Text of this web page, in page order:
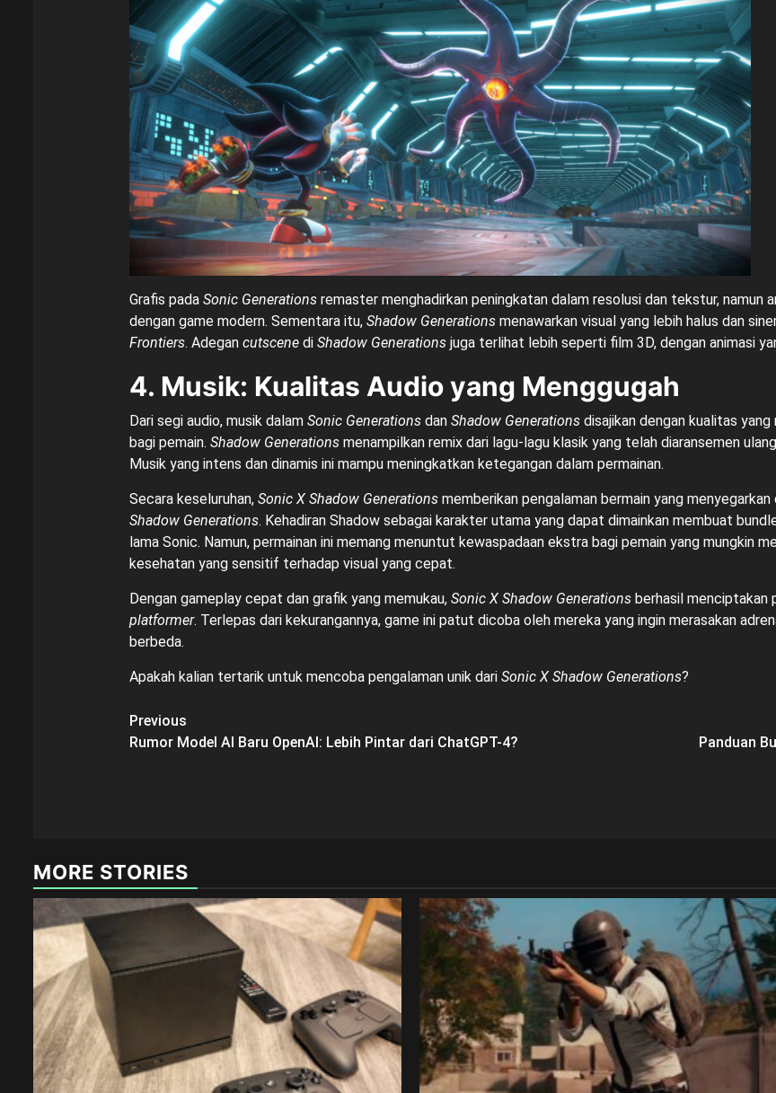
Grafis pada Sonic Generationsremaster menghadirkan peningkatan dalam resolusi dan tekstur, namun
dengan game modern. Sementara itu, Shadow Generationsmenawarkan visual yang lebih halus dan
Frontiers. Adegan cutscenedi Shadow Generationsjuga terlihat lebih seperti film 3D, dengan animasi
4. Musik: Kualitas Audio yang Menggugah
Dari segi audio, musik dalam Sonic Generationsdan Shadow Generationsdisajikan dengan kualitas yang
bagi pemain. Shadow Generationsmenampilkan remix dari lagu-lagu klasik yang telah diaransemen
Musik yang intens dan dinamis ini mampu meningkatkan ketegangan dalam permainan.
Secara keseluruhan, Sonic X Shadow Generationsmemberikan pengalaman bermain yang menyegarkan
Shadow Generations. Kehadiran Shadow sebagai karakter utama yang dapat dimainkan membuat
lama Sonic. Namun, permainan ini memang menuntut kewaspadaan ekstra bagi pemain yang mungkin
kesehatan yang sensitif terhadap visual yang cepat.
Dengan gameplay cepat dan grafik yang memukau, Sonic X Shadow Generationsberhasil menciptakan
platformer. Terlepas dari kekurangannya, game ini patut dicoba oleh mereka yang ingin merasakan
berbeda.
Apakah kalian tertarik untuk mencoba pengalaman unik dari Sonic X Shadow Generations?
Post
navigation
Previous
Rumor Model AI Baru OpenAI: Lebih Pintar dari ChatGPT-4?
Panduan
MORE STORIES